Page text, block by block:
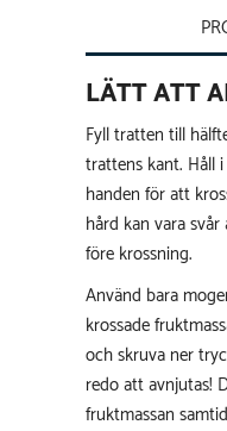
LÄTT ATT
Fyll tratten till
trattens kant. Håll
handen för att
hård kan vara
före krossning.
Använd bara
krossade
och skruva ner
redo att avnjutas!
fruktmassan